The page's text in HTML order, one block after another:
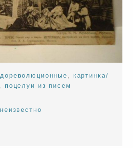
дореволюционные
картинка/
поцелуи из писем
неизвестно